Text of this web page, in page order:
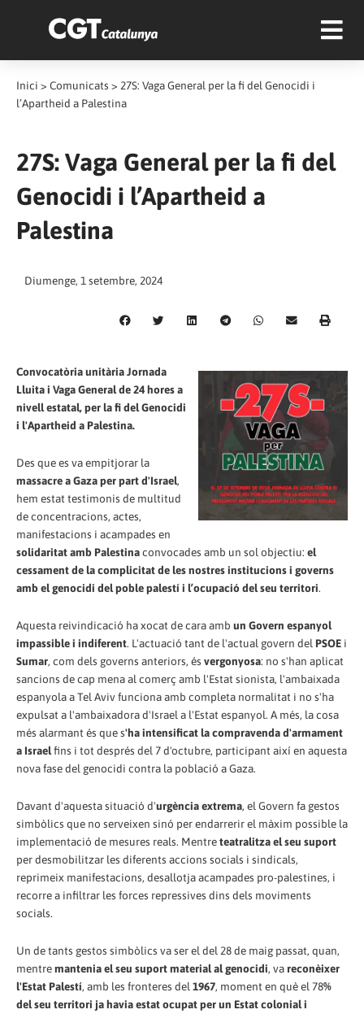
Inici > Comunicats > 27S: Vaga General per la fi del Genocidi i
l’Apartheid a Palestina
27S: Vaga General per la fi del
Genocidi i l’Apartheid a
Palestina
Diumenge, 1 setembre, 2024
Convocatòria unitària Jornada
Lluita i Vaga General de 24 hores a
nivell estatal, per la fi del Genocidi
i l'Apartheid a Palestina.
Des que es va empitjorar la
massacre a Gaza per part d'Israel,
hem estat testimonis de multitud
de concentracions, actes,
manifestacions i acampades en
solidaritat amb Palestinaconvocades amb un sol objectiu: el
cessament de la complicitat de les nostres institucions i governs
amb el genocidi del poble palestí i l’ocupació del seu territori.
Aquesta reivindicació ha xocat de cara amb un Govern espanyol
impassible i indiferent. L'actuació tant de l'actual govern del PSOE i
Sumar, com dels governs anteriors, és vergonyosa: no s'han aplicat
sancions de cap mena al comerç amb l'Estat sionista, l'ambaixada
espanyola a Tel Aviv funciona amb completa normalitat i no s'ha
expulsat a l'ambaixadora d'Israel a l'Estat espanyol. A més, la cosa
més alarmant és que s'ha intensificat la compravenda d'armament
a Israelfins i tot després del 7 d'octubre, participant així en aquesta
nova fase del genocidi contra la població a Gaza.
Davant d'aquesta situació d'urgència extrema, el Govern fa gestos
simbòlics que no serveixen sinó per endarrerir el màxim possible la
implementació de mesures reals. Mentreteatralitza el seu suport
per desmobilitzar les diferents accions socials i sindicals,
reprimeix manifestacions, desallotja acampades pro-palestines, i
recorre a infiltrar les forces repressives dins dels moviments
socials.
Un de tants gestos simbòlics va ser el del 28 de maig passat, quan,
mentremantenia el seu suport material al genocidi, vareconèixer
l'Estat Palestí, amb les fronteres del 1967, moment en què el 78%
del seu territori ja havia estat ocupat per un Estat colonial i